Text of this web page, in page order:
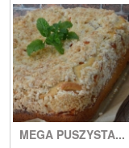
MEGA PUSZYSTA...